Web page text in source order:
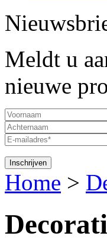
Meldt u
nieuwe
Home >